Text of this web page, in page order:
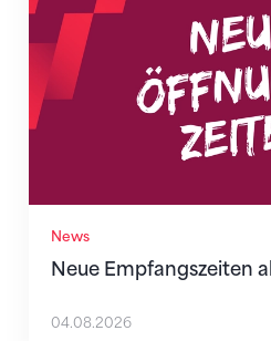
News
Neue Empfangszeiten
04.08.2026